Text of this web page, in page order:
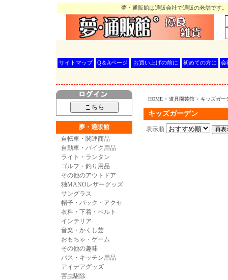
夢・通販館は通販会社で通販の老舗です
サイトマップ Q＆Aページ お買い上げの前に 初めての方に 会
HOME > 道具園芸館 > キッズガー
キッズガーデン
表示順
夢・通販館
自転車・関連商品
自動車・バイク用品
ライト・ランタン
ゴルフ・釣り用品
その他のアウトドア
独MANOレザーグッズ
サングラス
帽子・バック・アクセ
衣料・下着・ベルト
インテリア
音楽・かくし芸
おもちゃ・ゲーム
その他の趣味
バス・キッチン用品
アイデアグッズ
害虫駆除